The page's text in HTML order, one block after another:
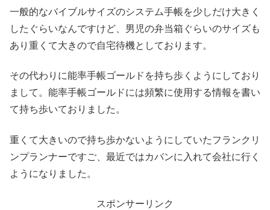
一般的なバイブルサイズのシステム手帳を少しだけ大きく
したぐらいなんですけど、男児の弁当箱ぐらいのサイズも
あり重くて大きので自宅待機としております。
その代わりに能率手帳ゴールドを持ち歩くようにしており
まして。能率手帳ゴールドには頻繁に使用する情報を書い
て持ち歩いておりました。
重くて大きいので持ち歩かないようにしていたフランクリ
ンプランナーですご、最近ではカバンに入れて会社に行く
ようになりました。
スポンサーリンク